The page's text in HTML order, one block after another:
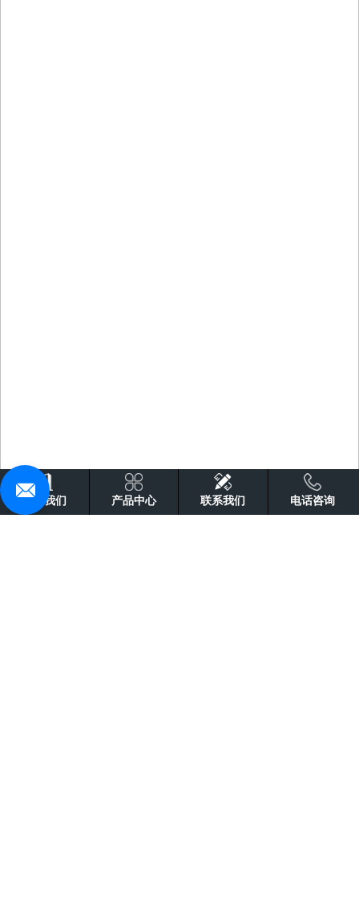
关于我们 产品中心 联系我们 电话咨询